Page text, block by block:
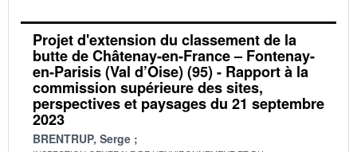
Projet d'extension du classement de la
butte de Châtenay-en-France – Fontenay-
en-Parisis (Val d’Oise) (95) - Rapport à la
commission supérieure des sites,
perspectives et paysages du 21 septembre
2023
BRENTRUP, Serge